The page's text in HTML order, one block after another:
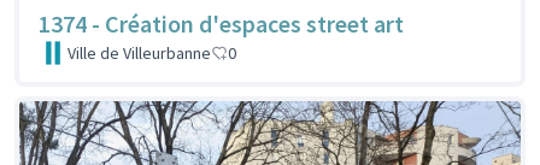
1374 - Création d'espaces street art
Ville de Villeurbanne 0